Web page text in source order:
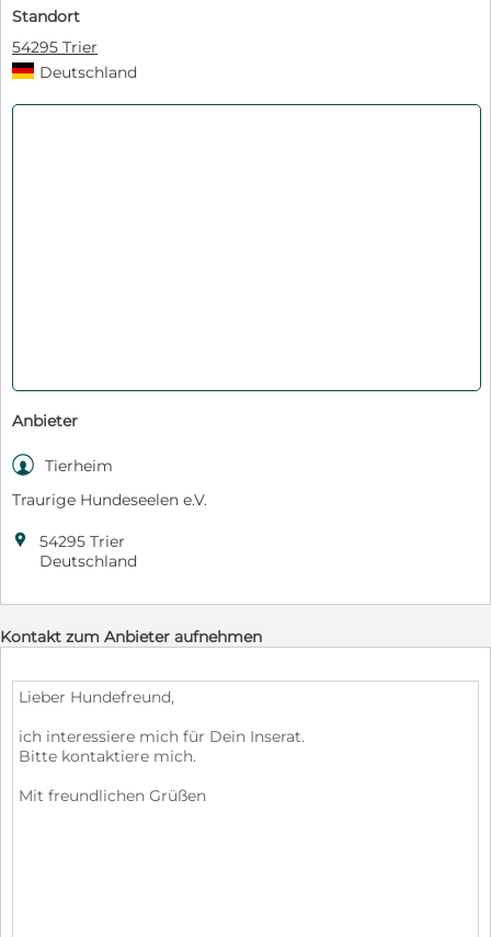
Standort
54295 Trier
Deutschland
Anbieter
 Tierheim
Traurige Hundeseelen e.V.

54295 Trier
Deutschland
Kontakt zum Anbieter aufnehmen